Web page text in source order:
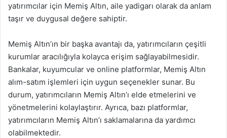
yatırımcılar için Memiş Altın, aile yadigarı olarak da anlam
taşır ve duygusal değere sahiptir.
Memiş Altın’ın bir başka avantajı da, yatırımcıların çeşitli
kurumlar aracılığıyla kolayca erişim sağlayabilmesidir.
Bankalar, kuyumcular ve online platformlar, Memiş Altın
alım-satım işlemleri için uygun seçenekler sunar. Bu
durum, yatırımcıların Memiş Altın’ı elde etmelerini ve
yönetmelerini kolaylaştırır. Ayrıca, bazı platformlar,
yatırımcıların Memiş Altın’ı saklamalarına da yardımcı
olabilmektedir.